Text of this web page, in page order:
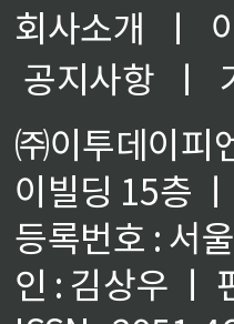
회사소개 ㅣ
공지사항
ㅣ
㈜이투데이피
이빌딩 15층
등록번호 : 서
인 : 김상우 ㅣ